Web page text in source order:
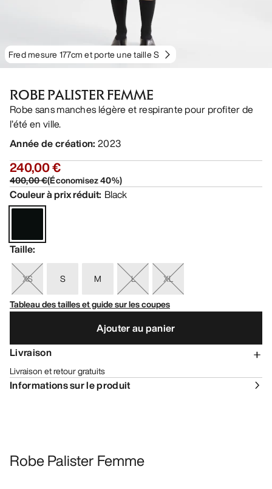
Fred mesure 177cm et porte une taille S
ROBE PALISTER FEMME
Robe sans manches légère et respirante pour profiter de
l’été en ville.
Année de création: 2023
240,00 €
400,00 €(Économisez40%)
Couleur à prix réduit: Black
Taille:
XS S M L
XL
Tableau des tailles et guide sur les coupes
Ajouter au panier
Livraison
Livraison et retour gratuits
Informations sur le produit
Robe Palister Femme